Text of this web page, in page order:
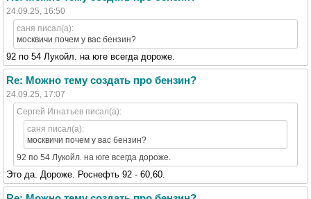
24.09.25, 16:50
саня писал(а):
москвичи почем у вас бензин?
92 по 54 Лукойл. на юге всегда дороже.
Re: Можно тему создать про бензин?
24.09.25, 17:07
Сергей Игнатьев писал(а):
саня писал(а):
москвичи почем у вас бензин?
92 по 54 Лукойл. на юге всегда дороже.
Это да. Дороже. Роснефть 92 - 60,60.